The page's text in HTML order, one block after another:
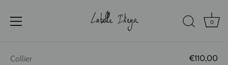
0
Collier €110,00